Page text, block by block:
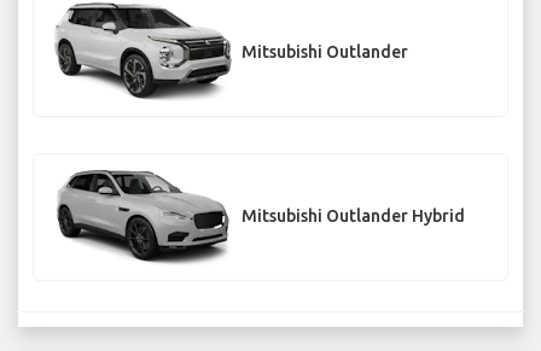
Mitsubishi Outlander
Mitsubishi Outlander Hybrid